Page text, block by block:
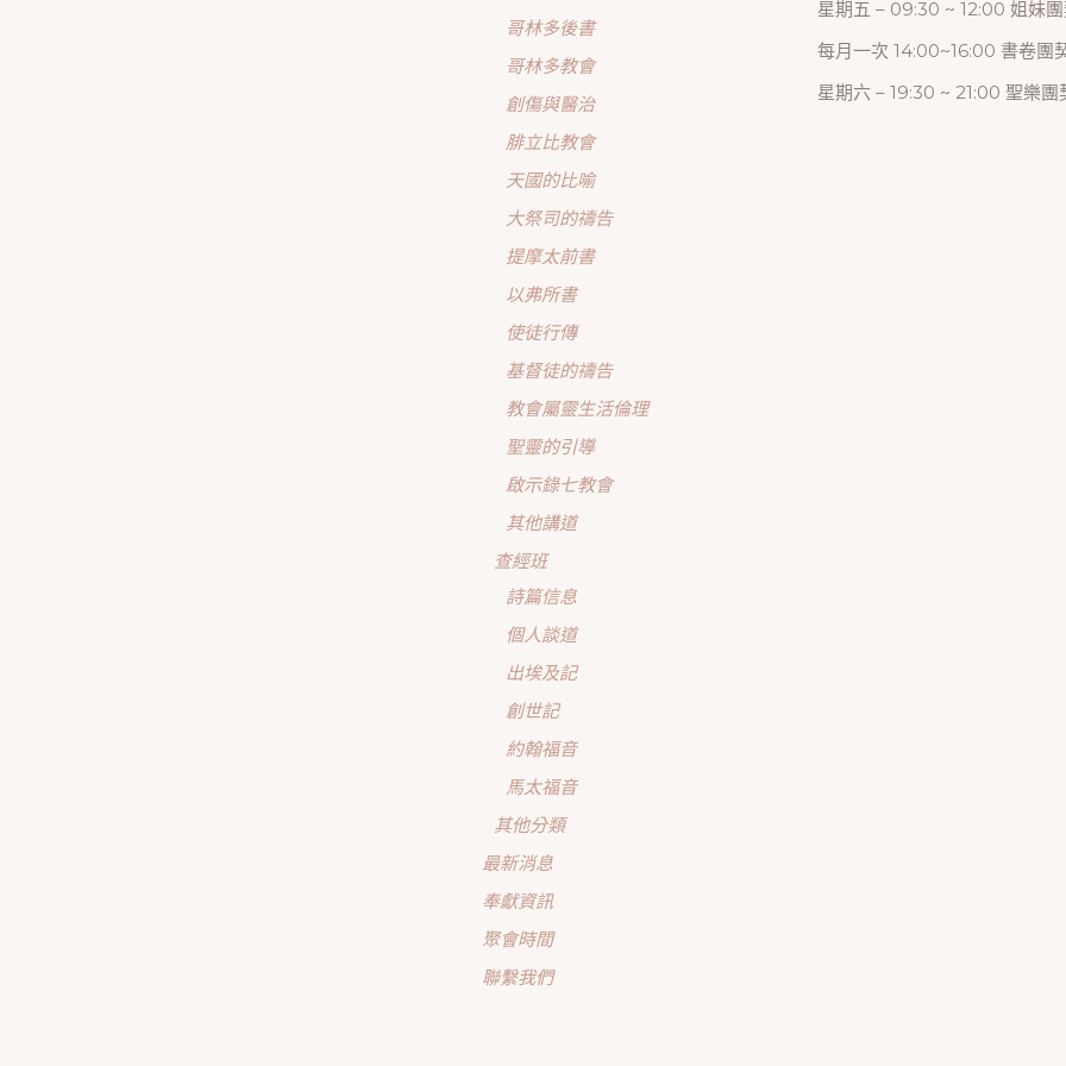
哥林多後書
哥林多教會
創傷與醫治
腓立比教會
天國的比喻
大祭司的禱告
提摩太前書
以弗所書
使徒行傳
基督徒的禱告
教會屬靈生活倫理
聖靈的引導
啟示錄七教會
其他講道
查經班
詩篇信息
個人談道
出埃及記
創世記
約翰福音
馬太福音
其他分類
最新消息
奉獻資訊
聚會時間
聯繫我們
星期五 – 09:30 ~ 12:00 姐妹
每月一次 14:00~16:00 書卷團
星期六 – 19:30 ~ 21:00 聖樂團